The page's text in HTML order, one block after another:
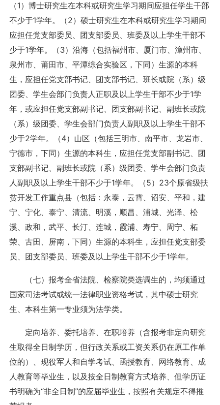
（1）博士研究生在本科或研究生学习期间应担任学生干部
不少于1学年。（2）硕士研究生在本科或研究生学习期间
应担任党支部委员、团支部委员、班委及以上学生干部不
少于1学年。（3）沿海（包括福州市、厦门市、漳州市、
泉州市、莆田市、平潭综合实验区，下同）生源的本科
生，应担任党支部书记、团支部书记、班长或院（系）级
团委、学生会部门负责人正职及以上学生干部不少于1学
年，或应担任党支部副书记、团支部副书记、副班长或院
（系）级团委、学生会部门负责人副职及以上学生干部不
少于2学年。（4）山区（包括三明市、南平市、龙岩市、
宁德市，下同）生源的本科生，应担任党支部副书记、团
支部副书记、副班长或院（系）级团委、学生会部门负责
人副职及以上学生干部不少于1学年。（5）23个原省级扶
贫开发工作重点县（包括：永泰，云霄、诏安、平和，建
宁、宁化、泰宁、清流、明溪，顺昌、浦城、光泽、松
溪、政和，武平、长汀、连城，霞浦、寿宁、周宁、柘
荣、古田、屏南，下同）生源的本科生，应担任党支部委
员、团支部委员、班委及以上学生干部不少于1学年。
（七）报考全省法院、检察院类选调生的，均须通过
国家司法考试或统一法律职业资格考试，其中硕士研究
生、本科生第一专业须为法学类。
定向培养、委托培养、在职培养（含报考非定向研究
生取得全日制学历，但行政关系或工资关系仍在原工作单
位的）、现役军人和自学考试、函授教育、网络教育、成
人教育等毕业生，以及按全日制教育方式培养、但学历证
书明确为“非全日制”的应届毕业生，按照有关规定不得推